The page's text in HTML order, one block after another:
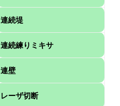
連続堤
連続練りミキサ
連壁
レーザ切断